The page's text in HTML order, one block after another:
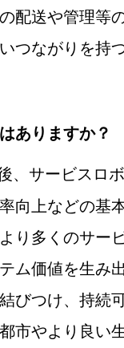
配送や管理等
つながりを持
ありますか？
、サービスロ
向上などの基
り多くのサー
ム価値を生み
びつけ、持続
市やより良い